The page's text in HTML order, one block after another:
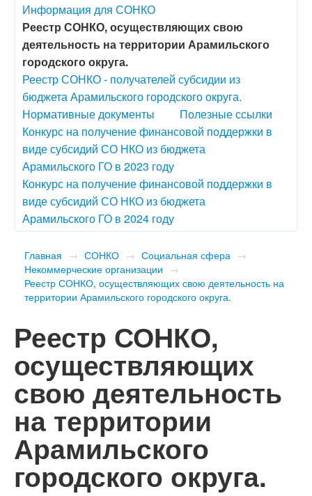
Информация для СОНКО
Реестр СОНКО, осуществляющих свою
деятельность на территории Арамильского
городского округа.
Реестр СОНКО - получателей субсидии из
бюджета Арамильского городского округа.
Нормативные документы
Полезные ссылки
Конкурс на получение финансовой поддержки в
виде субсидий СО НКО из бюджета
Арамильского ГО в 2023 году
Конкурс на получение финансовой поддержки в
виде субсидий СО НКО из бюджета
Арамильского ГО в 2024 году
Главная → СОНКО → Социальная сфера →
Некоммерческие организации →
Реестр СОНКО, осуществляющих свою деятельность на
территории Арамильского городского округа.
Реестр СОНКО,
осуществляющих
свою деятельность
на территории
Арамильского
городского округа.